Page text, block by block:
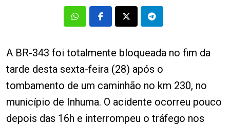
A BR-343 foi totalmente bloqueada no fim da
tarde desta sexta-feira (28) após o
tombamento de um caminhão no km 230, no
município de Inhuma. O acidente ocorreu pouco
depois das 16h e interrompeu o tráfego nos